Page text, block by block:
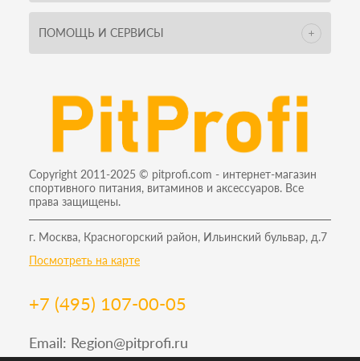
ПОМОЩЬ И СЕРВИСЫ
Copyright 2011-2025 © pitprofi.com - интернет-магазин
спортивного питания, витаминов и аксессуаров. Все
права защищены.
г. Москва, Красногорский район, Ильинский бульвар, д.7
Посмотреть на карте
+7 (495) 107-00-05
Email: Region@pitprofi.ru